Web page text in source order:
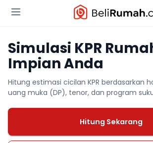
Simulasi KPR
Impian Anda
Hitung estimasi cicilan KPR berdasarkan
uang muka (DP), tenor, dan program
Hitung Sekarang